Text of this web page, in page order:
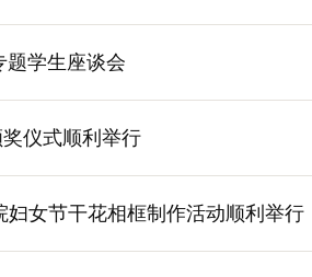
题学生座谈会
仪式顺利举行
学院妇女节干花相框制作活动顺利举行